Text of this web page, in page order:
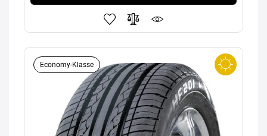
Economy-Klasse